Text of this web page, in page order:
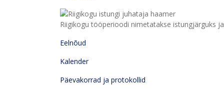
Riigikogu tööperioodi nimetatakse istungjärguks
Eelnõud
Kalender
Päevakorrad ja protokollid